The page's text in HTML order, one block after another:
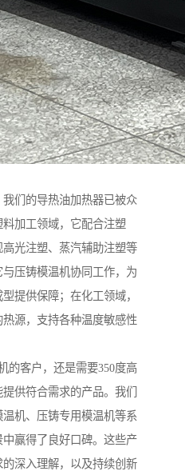
们的导热油加热器已被众
加工领域，它配合注塑
光注塑、蒸汽辅助注塑等
压铸模温机协同工作，为
提供保障；在化工领域，
源，支持各种温度敏感性
的客户，还是需要350度高
供符合需求的产品。我们
机、压铸专用模温机等系
赢得了良好口碑。这些产
深入理解，以及持续创新